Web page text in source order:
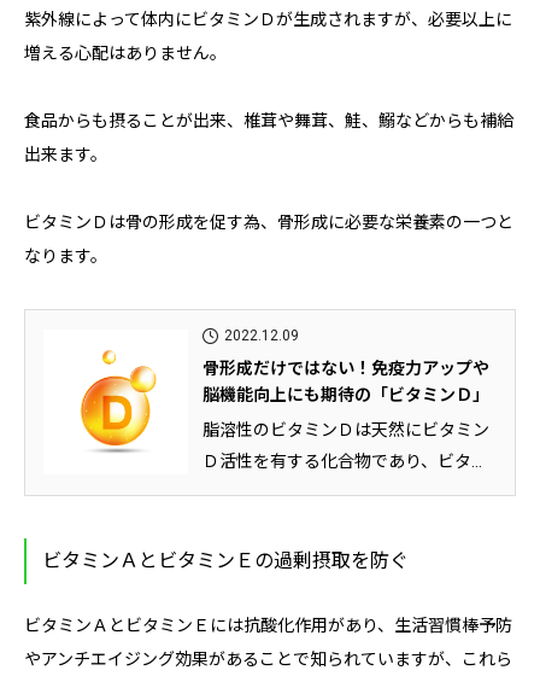
紫外線によって体内にビタミンＤが生成されますが、必要以上に
増える心配はありません。
食品からも摂ることが出来、椎茸や舞茸、鮭、鰯などからも補給
出来ます。
ビタミンＤは骨の形成を促す為、骨形成に必要な栄養素の一つと
なります。
2022.12.09
骨形成だけではない！免疫力アップや
脳機能向上にも期待の「ビタミンＤ」
脂溶性のビタミンＤは天然にビタミン
Ｄ活性を有する化合物であり、ビタミ
ンＤには2～7の6種類があります...
ビタミンＡとビタミンＥの過剰摂取を防ぐ
ビタミンＡとビタミンＥには抗酸化作用があり、生活習慣棒予防
やアンチエイジング効果があることで知られていますが、これら